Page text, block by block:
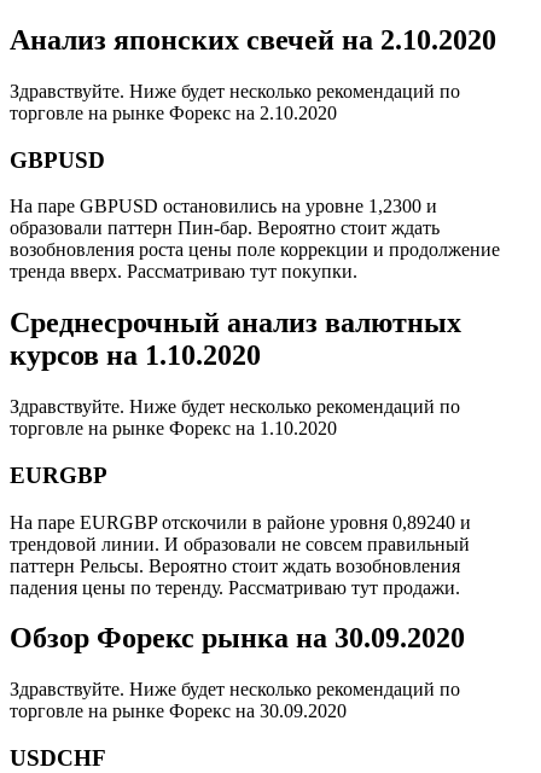
Анализ японских свечей на 2.10.2020
Здравствуйте. Ниже будет несколько рекомендаций по
торговле на рынке Форекс на 2.10.2020
GBPUSD
На паре GBPUSD остановились на уровне 1,2300 и
образовали паттерн Пин-бар. Вероятно стоит ждать
возобновления роста цены поле коррекции и продолжение
тренда вверх. Рассматриваю тут покупки.
Среднесрочный анализ валютных
курсов на 1.10.2020
Здравствуйте. Ниже будет несколько рекомендаций по
торговле на рынке Форекс на 1.10.2020
EURGBP
На паре EURGBP отскочили в районе уровня 0,89240 и
трендовой линии. И образовали не совсем правильный
паттерн Рельсы. Вероятно стоит ждать возобновления
падения цены по теренду. Рассматриваю тут продажи.
Обзор Форекс рынка на 30.09.2020
Здравствуйте. Ниже будет несколько рекомендаций по
торговле на рынке Форекс на 30.09.2020
USDCHF